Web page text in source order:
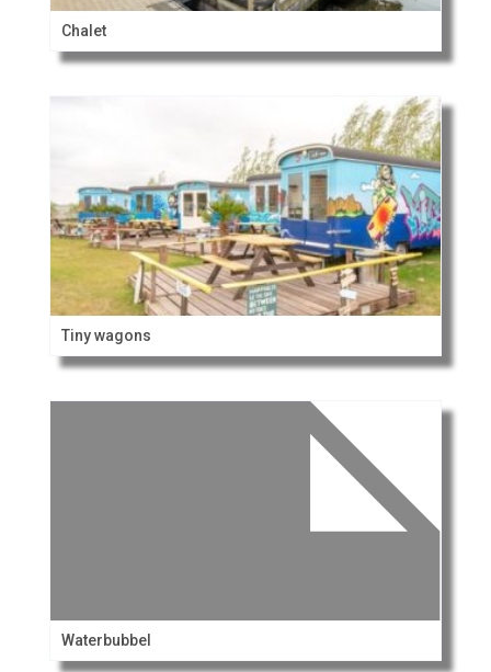
Chalet
Tiny wagons
Waterbubbel